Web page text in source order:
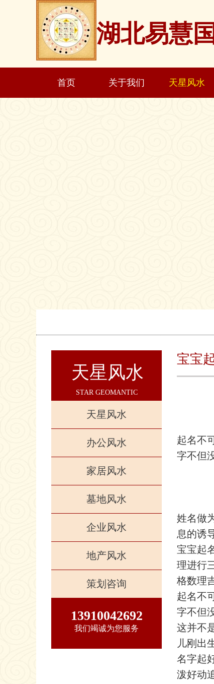
湖北易慧
首页 关于我们 天星风水
天星风水
STAR GEOMANTIC
天星风水
办公风水
家居风水
墓地风水
企业风水
地产风水
策划咨询
13910042692
我们竭诚为您服务
宝宝
起名不
字不但
姓名做
息的诱
宝宝起
理进行
格数理
起名不
字不但
这并不
儿刚出
名字起
泼好动